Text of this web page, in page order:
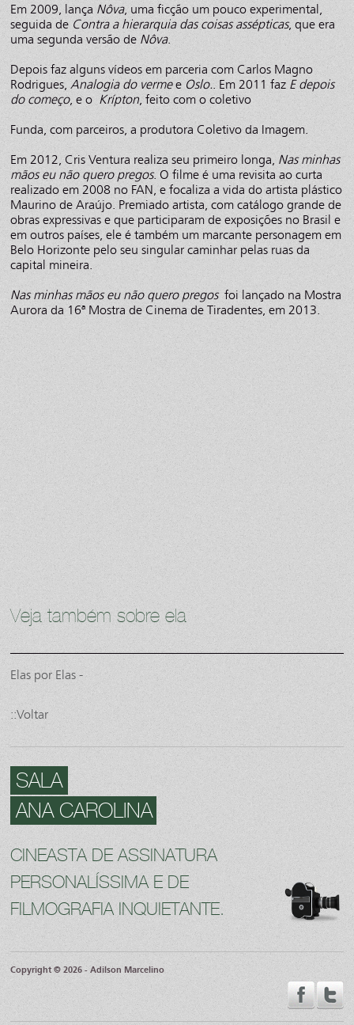
Em 2009, lança Nôva, uma ficção um pouco experimental,
seguida de Contra a hierarquia das coisas assépticas, que era
uma segunda versão de Nôva.
Depois faz alguns vídeos em parceria com Carlos Magno
Rodrigues,Analogia do vermee Oslo.. Em 2011 faz E depois
do começo, e o Krípton, feito com o coletivo
Funda, com parceiros, a produtora Coletivo da Imagem.
Em 2012, Cris Ventura realiza seu primeiro longa,Nas minhas
mãos eu não quero pregos. O filme é uma revisita ao curta
realizado em 2008 no FAN, e focaliza a vida do artista plástico
Maurino de Araújo. Premiado artista, com catálogo grande de
obras expressivas e que participaram de exposições no Brasil e
em outros países, ele é também um marcante personagem em
Belo Horizonte pelo seu singular caminhar pelas ruas da
capital mineira.
Nas minhas mãos eu não quero pregosfoi lançado na Mostra
Aurora da 16ª Mostra de Cinema de Tiradentes, em 2013.
Veja também sobre ela
Elas por Elas -
::Voltar
SALA
ANA CAROLINA
CINEASTA DE ASSINATURA
PERSONALÍSSIMA E DE
FILMOGRAFIA INQUIETANTE.
Copyright © 2026 - Adilson Marcelino